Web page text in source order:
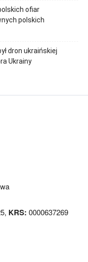
ofiar
polskich
dron ukraińskiej
Ukrainy
KRS: 0000637269